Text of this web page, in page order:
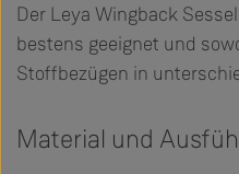
Der Leya Wingback
bestens geeignet und
Stoffbezügen in
Material und